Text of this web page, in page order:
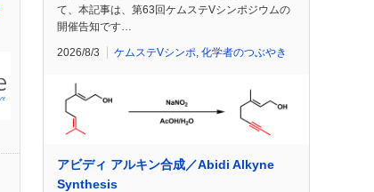
て、本記事は、第63回ケムステVシンポジウムの
開催告知です…
2026/8/3 ケムステVシンポ 化学者のつぶやき
アビディ アルキン合成／Abidi Alkyne
Synthesis